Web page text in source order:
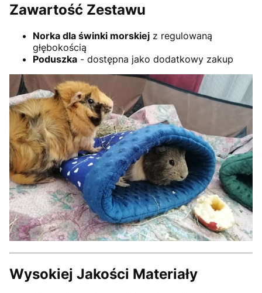
Zawartość Zestawu
Norka dla świnki morskiej z regulowaną
głębokością
Poduszka - dostępna jako dodatkowy zakup
Wysokiej Jakości Materiały